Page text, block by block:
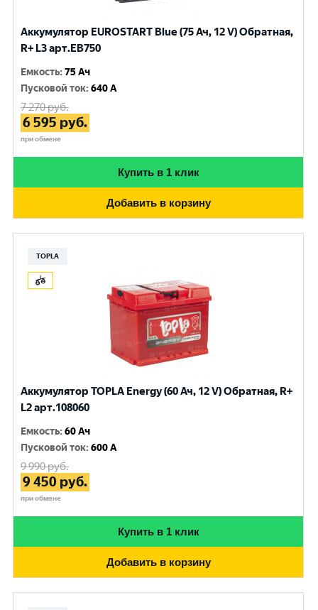
Аккумулятор EUROSTART Blue (75 Ач, 12 V) Обратная,
R+ L3 арт.EB750
Емкость:75 Ач
Пусковой ток:640 A
7 270руб.
6 595 руб.
при обмене
Купить в 1 клик
Добавить в корзину
TOPLA
Аккумулятор TOPLA Energy (60 Ач, 12 V) Обратная, R+
L2 арт.108060
Емкость:60 Ач
Пусковой ток:600 A
9 990руб.
9 450 руб.
при обмене
Купить в 1 клик
Добавить в корзину